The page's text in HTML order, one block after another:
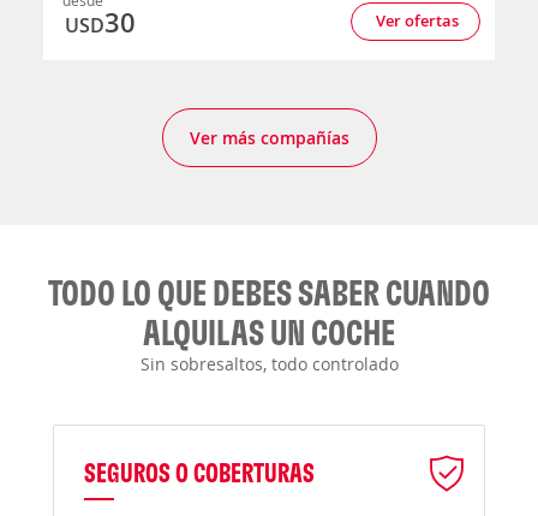
USD30 Ver ofertas
Ver más compañías
TODO LO QUE DEBES SABER CUANDO
ALQUILAS UN COCHE
Sin sobresaltos, todo controlado
SEGUROS O COBERTURAS